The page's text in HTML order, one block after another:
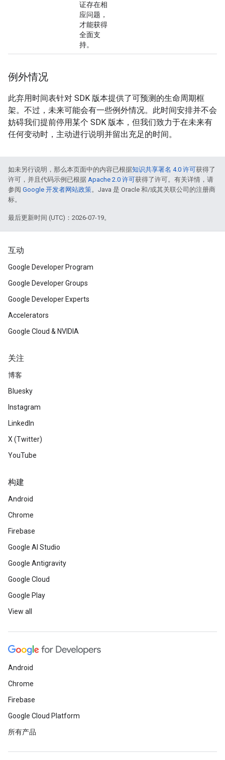
证存在相
应问题，
才能获得
全面支
持。
例外情况
此弃用时间表针对 SDK 版本提供了可预测的生命周期框
架。不过，未来可能会有一些例外情况。此时间安排并不会
妨碍我们提前停用某个 SDK 版本，但我们致力于在未来有
任何变动时，主动进行说明并留出充足的时间。
如未另行说明，那么本页面中的内容已根据知识共享署名 4.0 许可获得了
许可，并且代码示例已根据 Apache 2.0 许可获得了许可。有关详情，请
参阅 Google 开发者网站政策。Java 是 Oracle 和/或其关联公司的注册商
标。
最后更新时间 (UTC)：2026-07-19。
互动
Google Developer Program
Google Developer Groups
Google Developer Experts
Accelerators
Google Cloud & NVIDIA
关注
博客
Bluesky
Instagram
LinkedIn
X (Twitter)
YouTube
构建
Android
Chrome
Firebase
Google AI Studio
Google Antigravity
Google Cloud
Google Play
View all
Android
Chrome
Firebase
Google Cloud Platform
所有产品